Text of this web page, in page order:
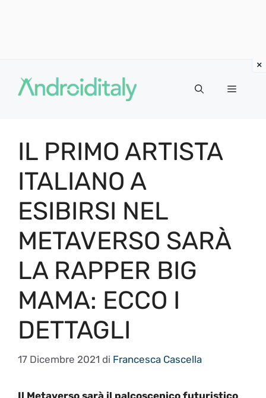
contenuto
MENU
IL PRIMO ARTISTA
ITALIANO A
ESIBIRSI NEL
METAVERSO SARÀ
LA RAPPER BIG
MAMA: ECCO I
DETTAGLI
17 Dicembre 2021 di Francesca Cascella
Il Metaverso sarà il palcoscenico futuristico